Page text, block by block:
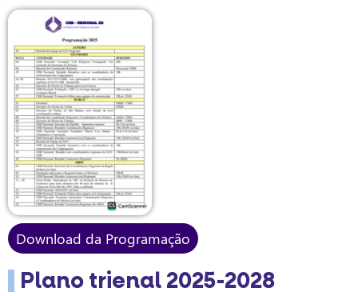
Download da Programação
Plano trienal 2025-2028